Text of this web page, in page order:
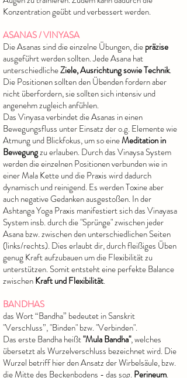
Konzentration geübt und verbessert werden.
ASANAS / VINYASA
Die Asanas sind die einzelne Übungen, diepräzise
ausgeführt werden sollten. Jede Asana hat
unterschiedlicheZiele, Ausrichtung sowie Technik.
Die Positionen sollten den Übenden fordern aber
nicht überfordern, sie sollten sich intensiv und
angenehm zugleich anfühlen.
Das Vinyasa verbindet die Asanas in einen
Bewegungsfluss unter Einsatz der o.g. Elemente wie
Atmung und Blickfokus, um so eineMeditation in
Bewegungzu erlauben. Durch das Vinaysa System
werden die einzelnen Positionen verbunden wie in
einer Mala Kette und die Praxis wird dadurch
dynamisch und reinigend. Es werden Toxine aber
auch negative Gedanken ausgestoßen. In der
Ashtanga Yoga Praxis manifestiert sich das Vinayasa
System insb. durch die "Sprünge" zwischen jeder
Asana bzw. zwischen den unterschiedlichen Seiten
(links/rechts). Dies erlaubt dir, durch fleißiges Üben
genug Kraft aufzubauen um die Flexibilität zu
unterstützen. Somit entsteht eine perfekte Balance
zwischenKraft und Flexibilität. ​
BANDHAS
das Wort “Bandha” bedeutet in Sanskrit
"Verschluss”, "Binden" bzw. "Verbinden".
Das erste Bandha heißt"Mula Bandha", welches
übersetzt als Wurzelverschluss bezeichnet wird. Die
Wurzel betriff hier den Ansatz der Wirbelsäule, bzw.
die Mitte des Beckenbodens - das sog.Perineum.